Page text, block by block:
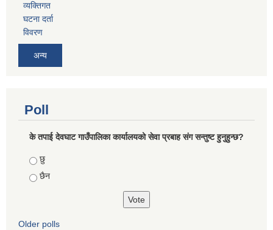
व्यक्तिगत
घटना दर्ता
विवरण
अन्य
Poll
के तपाई देवघाट गाउँपालिका कार्यालयको सेवा प्रबाह संग सन्तुष्ट हुनुहुन्छ?
Choices
छु
छैन
Older polls